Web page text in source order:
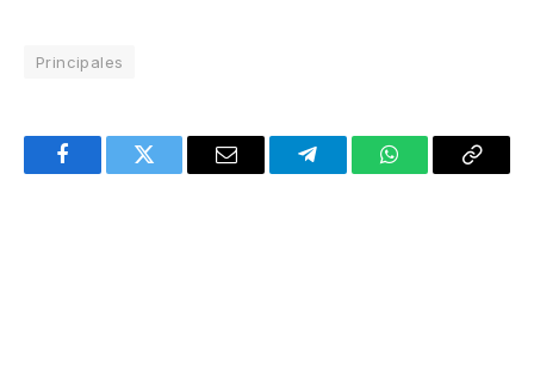
Principales
FacebookTwitter Email TelegramWhatsAppCopy